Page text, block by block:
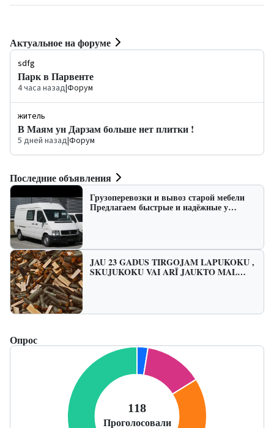
Актуальное на форуме
sdfg
Парк в Парвенте
4 часа назад|Форум
житель
В Маям ун Дарзам больше нет плитки !
5 дней назад|Форум
Последние объявления
Грузоперевозки и вывоз старой мебели
Предлагаем быстрые и надёжные у…
JAU 23 GADUS TIRGOJAM LAPUKOKU ,
SKUJUKOKU VAI ARĪ JAUKTO MAL…
Опрос